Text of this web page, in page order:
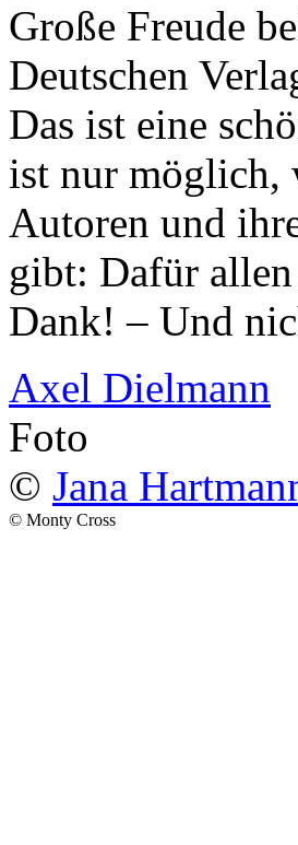
Große Freude
Deutschen
Das ist eine
ist nur möglich,
Autoren und
gibt: Dafür
Dank! – Und
Axel Dielmann
Foto
© Jana
© Monty Cross